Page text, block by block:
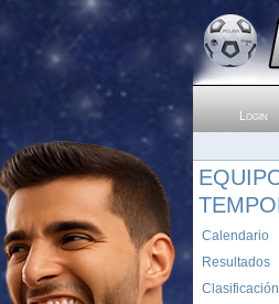
Login
Calendario
Resultados
Clasificación